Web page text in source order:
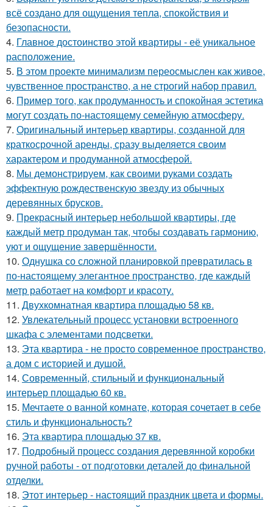
всё создано для ощущения тепла, спокойствия и
безопасности.
4. Главное достоинство этой квартиры - её уникальное
расположение.
5. В этом проекте минимализм переосмыслен как живое,
чувственное пространство, а не строгий набор правил.
6. Пример того, как продуманность и спокойная эстетика
могут создать по-настоящему семейную атмосферу.
7. Оригинальный интерьер квартиры, созданной для
краткосрочной аренды, сразу выделяется своим
характером и продуманной атмосферой.
8. Мы демонстрируем, как своими руками создать
эффектную рождественскую звезду из обычных
деревянных брусков.
9. Прекрасный интерьер небольшой квартиры, где
каждый метр продуман так, чтобы создавать гармонию,
уют и ощущение завершённости.
10. Однушка со сложной планировкой превратилась в
по-настоящему элегантное пространство, где каждый
метр работает на комфорт и красоту.
11. Двухкомнатная квартира площадью 58 кв.
12. Увлекательный процесс установки встроенного
шкафа с элементами подсветки.
13. Эта квартира - не просто современное пространство,
а дом с историей и душой.
14. Современный, стильный и функциональный
интерьер площадью 60 кв.
15. Мечтаете о ванной комнате, которая сочетает в себе
стиль и функциональность?
16. Эта квартира площадью 37 кв.
17. Подробный процесс создания деревянной коробки
ручной работы - от подготовки деталей до финальной
отделки.
18. Этот интерьер - настоящий праздник цвета и формы.